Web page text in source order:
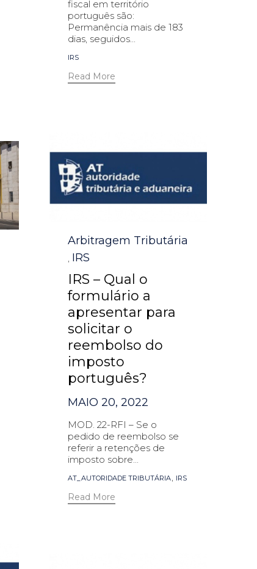
fiscal em território
português são:
Permanência mais de 183
dias, seguidos...
Tags
IRS
Read More
Category
Arbitragem Tributária
IRS
IRS – Qual o
formulário a
apresentar para
solicitar o
reembolso do
imposto
português?
MAIO 20, 2022
MOD. 22-RFI – Se o
pedido de reembolso se
referir a retenções de
imposto sobre...
Tags
AT_AUTORIDADE TRIBUTÁRIA, IRS
Read More